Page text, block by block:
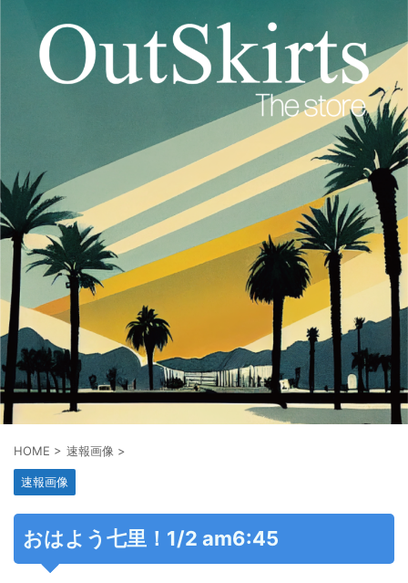
HOME > 速報画像 >
速報画像
おはよう七里！1/2 am6:45